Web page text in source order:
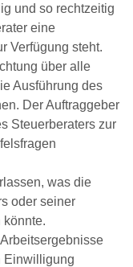
und so rechtzeitig
eine
Verfügung steht.
über alle
Ausführung des
Der Auftraggeber
Steuerberaters zur
was die
oder seiner
könnte.
Einwilligung